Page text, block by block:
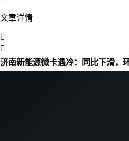
文章详情


济南新能源微卡遇冷：同比下滑，